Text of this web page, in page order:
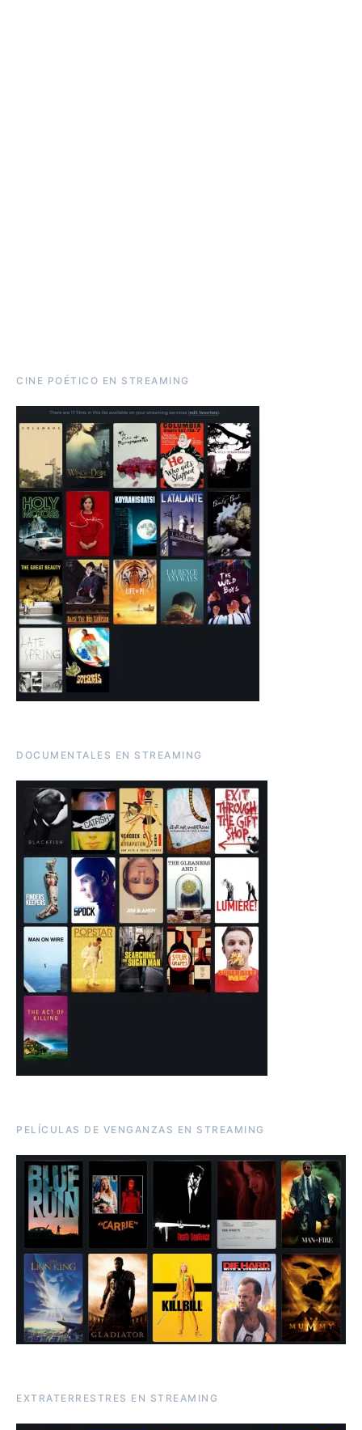
CINE POÉTICO EN STREAMING
DOCUMENTALES EN STREAMING
PELÍCULAS DE VENGANZAS EN STREAMING
EXTRATERRESTRES EN STREAMING